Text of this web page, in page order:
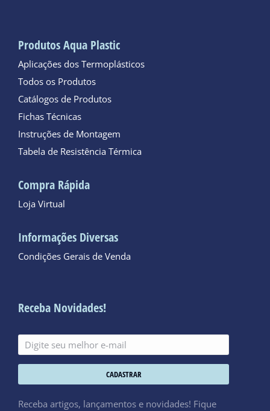
Produtos Aqua Plastic
Aplicações dos Termoplásticos
Todos os Produtos
Catálogos de Produtos
Fichas Técnicas
Instruções de Montagem
Tabela de Resistência Térmica
Compra Rápida
Loja Virtual
Informações Diversas
Condições Gerais de Venda
Receba Novidades!
CADASTRAR
Receba artigos, lançamentos e novidades! Fique